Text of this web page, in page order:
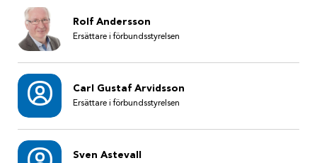
Rolf Andersson
Ersättare i förbundsstyrelsen
Carl Gustaf Arvidsson
Ersättare i förbundsstyrelsen
Sven Astevall